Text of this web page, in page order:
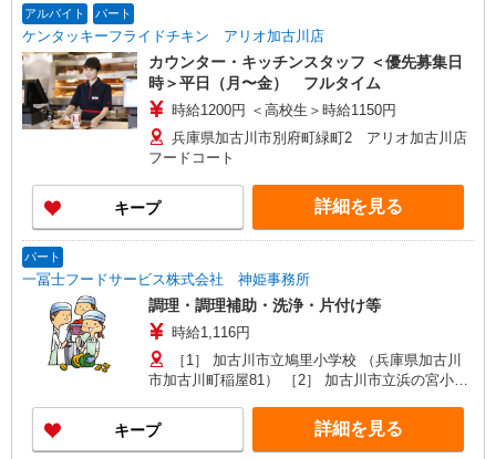
アルバイト パート
ケンタッキーフライドチキン アリオ加古川店
カウンター・キッチンスタッフ ＜優先募集日
時＞平日（月〜金） フルタイム
時給1200円 ＜高校生＞時給1150円
兵庫県加古川市別府町緑町2 アリオ加古川店
フードコート
キープ 詳細を見る
パート
一冨士フードサービス株式会社 神姫事務所
調理・調理補助・洗浄・片付け等
時給1,116円
［1］ 加古川市立鳩里小学校 （兵庫県加古川
市加古川町稲屋81） ［2］ 加古川市立浜の宮小学
キープ 詳細を見る